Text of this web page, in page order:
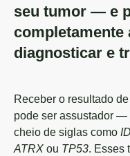
seu tumor — e
completamente
diagnosticar e
Receber o resultado
pode ser assustador —
cheio de siglas como
ATRX ou TP53. Esses